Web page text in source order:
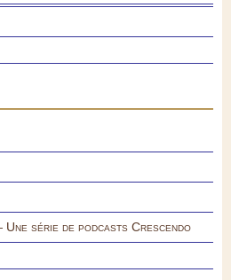
série de podcasts Crescendo